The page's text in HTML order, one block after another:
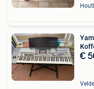
€